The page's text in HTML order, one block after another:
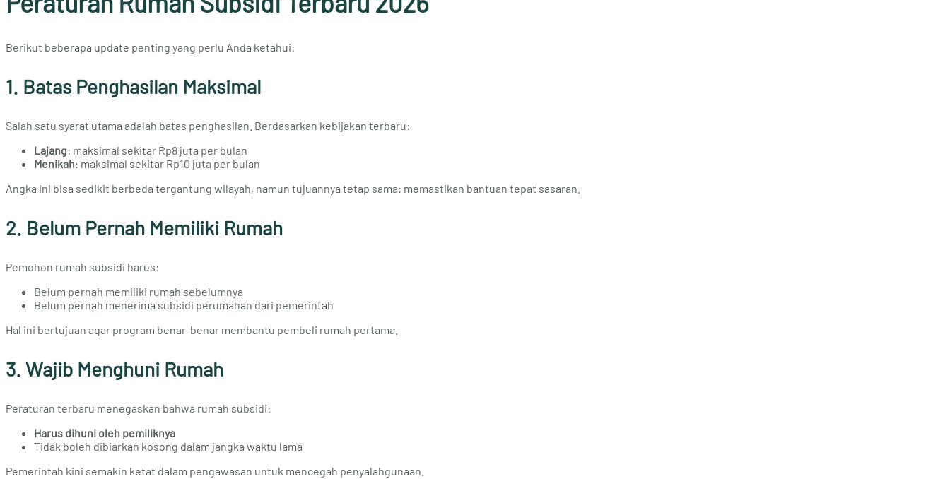
Berikut beberapa update penting yang perlu Anda ketahui:
1. Batas Penghasilan Maksimal
Salah satu syarat utama adalah batas penghasilan. Berdasarkan kebijakan terbaru:
Lajang: maksimal sekitar Rp8 juta per bulan
Menikah: maksimal sekitar Rp10 juta per bulan
Angka ini bisa sedikit berbeda tergantung wilayah, namun tujuannya tetap sama: memastikan bantuan tepat sasaran.
2. Belum Pernah Memiliki Rumah
Pemohon rumah subsidi harus:
Belum pernah memiliki rumah sebelumnya
Belum pernah menerima subsidi perumahan dari pemerintah
Hal ini bertujuan agar program benar-benar membantu pembeli rumah pertama.
3. Wajib Menghuni Rumah
Peraturan terbaru menegaskan bahwa rumah subsidi:
Harus dihuni oleh pemiliknya
Tidak boleh dibiarkan kosong dalam jangka waktu lama
Pemerintah kini semakin ketat dalam pengawasan untuk mencegah penyalahgunaan.